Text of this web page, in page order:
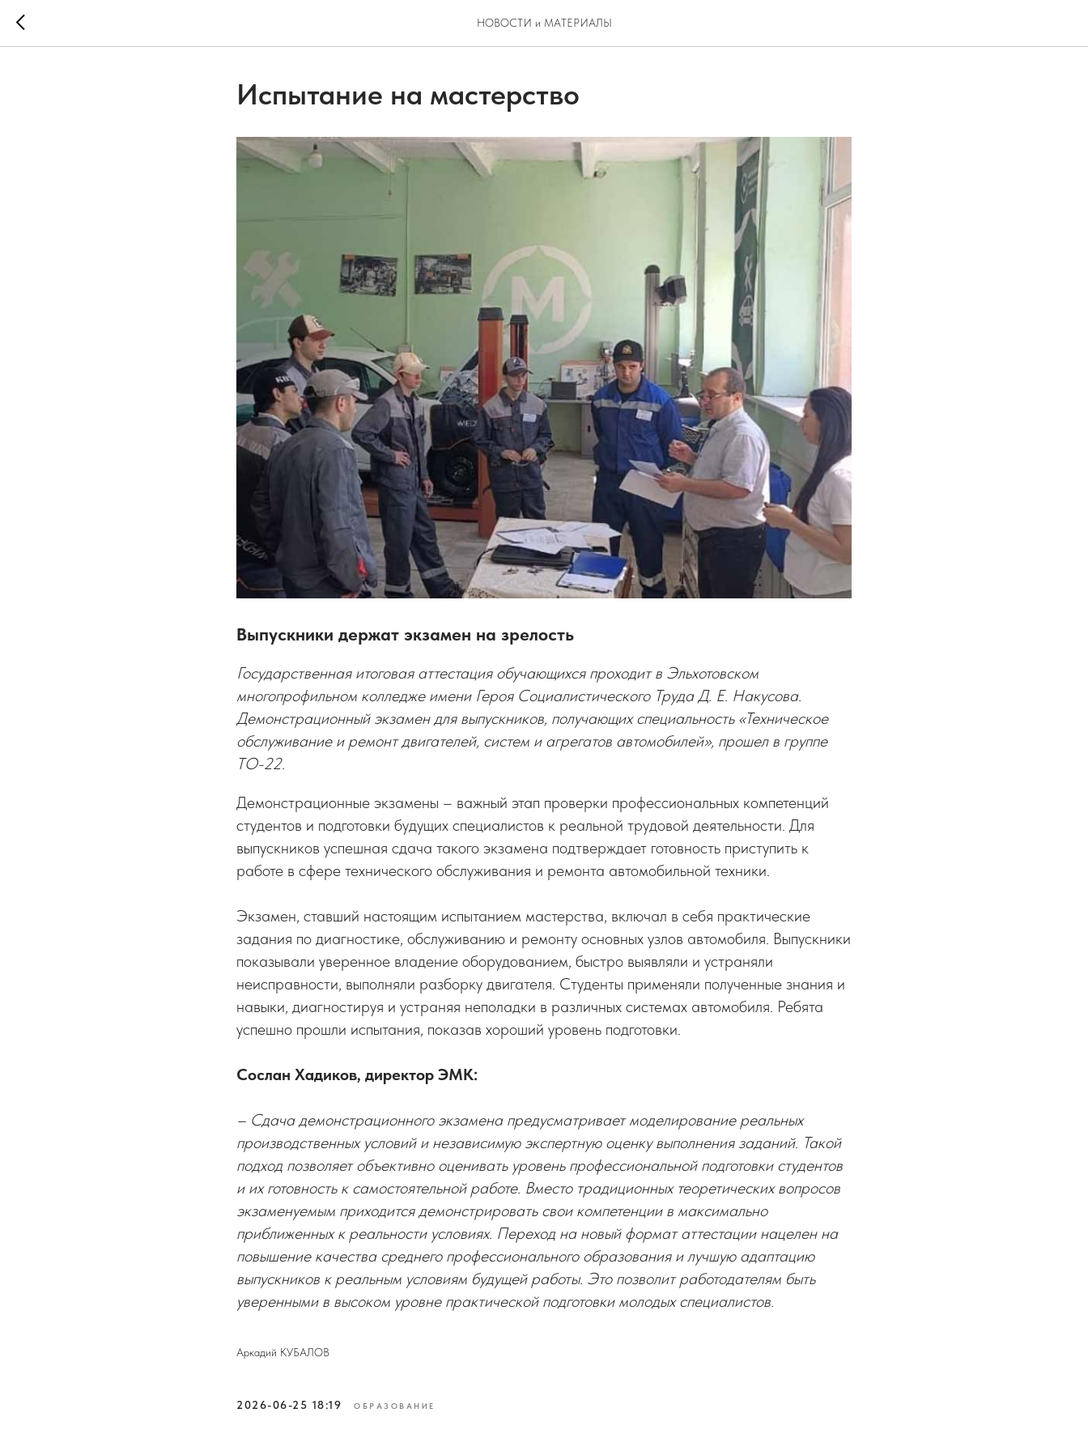
НОВОСТИ и МАТЕРИАЛЫ
Испытание на мастерство
Выпускники держат экзамен на зрелость
Государственная итоговая аттестация обучающихся проходит в Эльхотовском
многопрофильном колледже имени Героя Социалистического Труда Д. Е. Накусова.
Демонстрационный экзамен для выпускников, получающих специальность «Техническое
обслуживание и ремонт двигателей, систем и агрегатов автомобилей», прошел в группе
ТО-22.
Демонстрационные экзамены – важный этап проверки профессиональных компетенций
студентов и подготовки будущих специалистов к реальной трудовой деятельности. Для
выпускников успешная сдача такого экзамена подтверждает готовность приступить к
работе в сфере технического обслуживания и ремонта автомобильной техники.
Экзамен, ставший настоящим испытанием мастерства, включал в себя практические
задания по диагностике, обслуживанию и ремонту основных узлов автомобиля. Выпускники
показывали уверенное владение оборудованием, быстро выявляли и устраняли
неисправности, выполняли разборку двигателя. Студенты применяли полученные знания и
навыки, диагностируя и устраняя неполадки в различных системах автомобиля. Ребята
успешно прошли испытания, показав хороший уровень подготовки.
Сослан Хадиков, директор ЭМК:
– Сдача демонстрационного экзамена предусматривает моделирование реальных
производственных условий и независимую экспертную оценку выполнения заданий. Такой
подход позволяет объективно оценивать уровень профессиональной подготовки студентов
и их готовность к самостоятельной работе. Вместо традиционных теоретических вопросов
экзаменуемым приходится демонстрировать свои компетенции в максимально
приближенных к реальности условиях. Переход на новый формат аттестации нацелен на
повышение качества среднего профессионального образования и лучшую адаптацию
выпускников к реальным условиям будущей работы. Это позволит работодателям быть
уверенными в высоком уровне практической подготовки молодых специалистов.
Аркадий КУБАЛОВ
2026-06-25 18:19 ОБРАЗОВАНИЕ